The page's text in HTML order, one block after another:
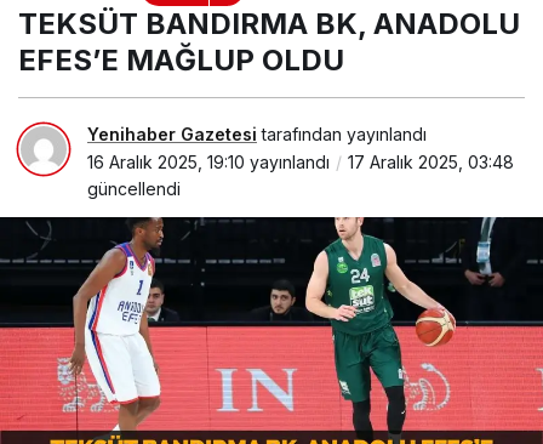
OLDU
TEKSÜT BANDIRMA BK, ANADOLU
EFES’E MAĞLUP OLDU
Yenihaber Gazetesi tarafından yayınlandı
16 Aralık 2025, 19:10 yayınlandı
17 Aralık 2025, 03:48
güncellendi